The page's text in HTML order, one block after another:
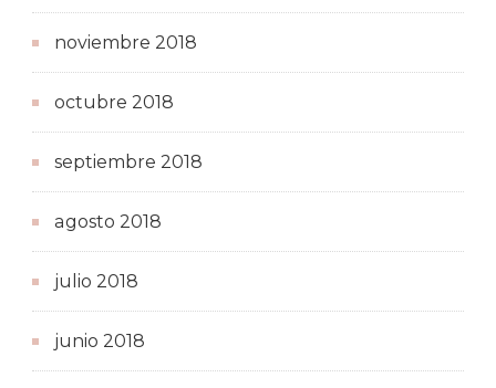
noviembre 2018
octubre 2018
septiembre 2018
agosto 2018
julio 2018
junio 2018